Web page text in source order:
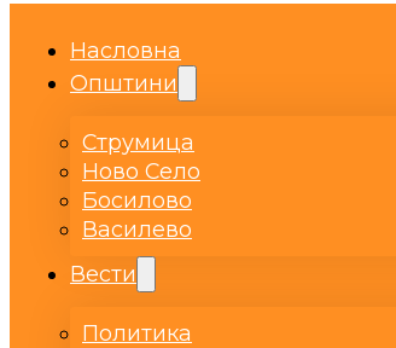
Насловна
Општини
Струмица
Ново Село
Босилово
Василево
Вести
Политика